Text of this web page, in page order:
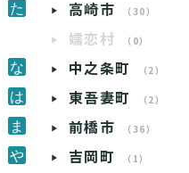
高崎市 （30）
嬬恋村 （0）
中之条町 （2）
東吾妻町 （2）
前橋市 （36）
吉岡町 （1）